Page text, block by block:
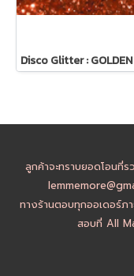
ลูกค้าจะทราบยอดโอนที่
ทางร้านตอบทุกออเดอร์
สอบที่ All